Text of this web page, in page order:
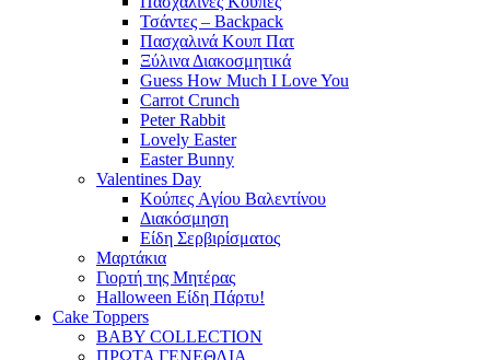
Τσάντες – Backpack
Πασχαλινά Κουπ Πατ
Ξύλινα Διακοσμητικά
Guess How Much I Love You
Carrot Crunch
Peter Rabbit
Lovely Easter
Easter Bunny
Valentines Day
Κούπες Aγίου Βαλεντίνου
Διακόσμηση
Είδη Σερβιρίσματος
Μαρτάκια
Γιορτή της Μητέρας
Halloween Είδη Πάρτυ!
Cake Toppers
BABY COLLECTION
ΠΡΩΤΑ ΓΕΝΕΘΛΙΑ